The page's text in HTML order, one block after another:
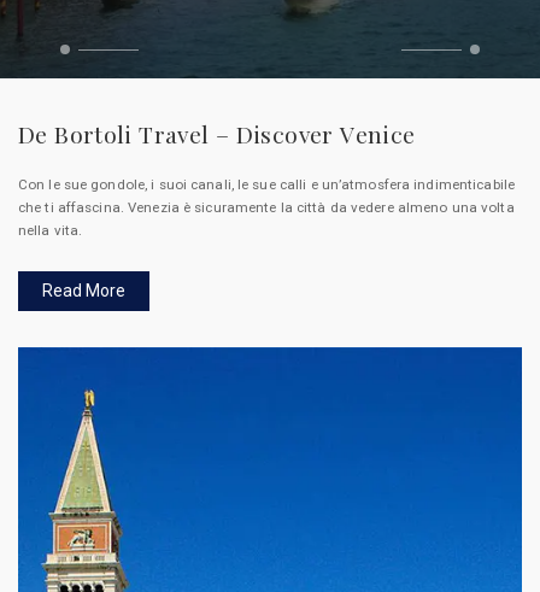
De Bortoli Travel – Discover Venice
Con le sue gondole, i suoi canali, le sue calli e un’atmosfera indimenticabile
che ti affascina.Venezia è sicuramente la città da vedere almeno una volta
nella vita.
Read More